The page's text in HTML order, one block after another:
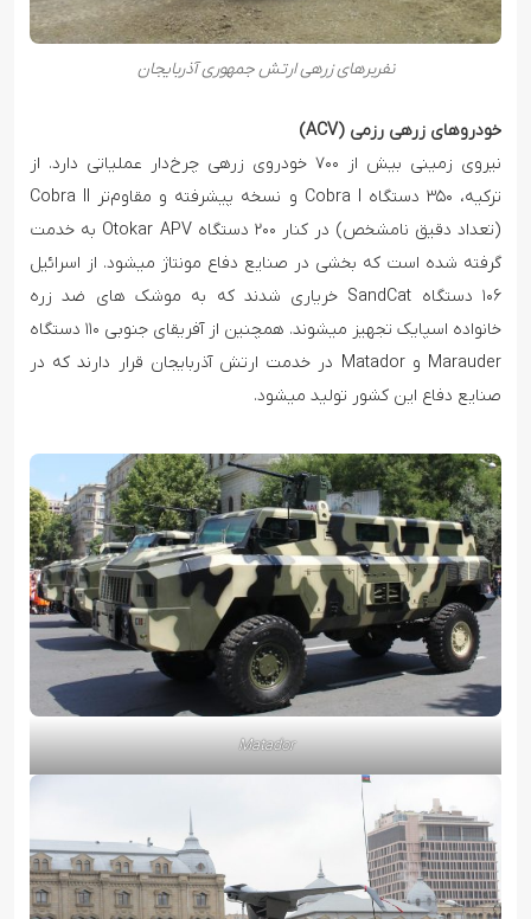
نفربرهای زرهی ارتش جمهوری آذربایجان
خودروهای زرهی رزمی (ACV)
نیروی زمینی بیش از ۷۰۰ خودروی زرهی چرخ‌دار عملیاتی دارد. از
ترکیه، ۳۵۰ دستگاه Cobra I و نسخه پیشرفته و مقاوم‌تر Cobra II
(تعداد دقیق نامشخص) در کنار ۲۰۰ دستگاه Otokar APV به خدمت
گرفته شده است که بخشی در صنایع دفاع مونتاژ میشود. از اسرائیل
۱۰۶ دستگاه SandCat خریاری شدند که به موشک های ضد زره
خانواده اسپایک تجهیز میشوند. همچنین از آفریقای جنوبی ۱۱۰ دستگاه
Marauder و Matador در خدمت ارتش آذربایجان قرار دارند که در
صنایع دفاع این کشور تولید میشود.
Matador